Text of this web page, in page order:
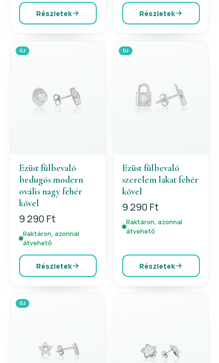
Részletek Részletek
ÚJ
Ezüst fülbevaló
bedugós modern
ovális nagy fehér
kővel
9 290 Ft
Raktáron, azonnal
átvehető
Részletek
ÚJ
Ezüst fülbevaló
szerelem lakat fehér
kővel
9 290 Ft
Raktáron, azonnal
átvehető
Részletek
ÚJ